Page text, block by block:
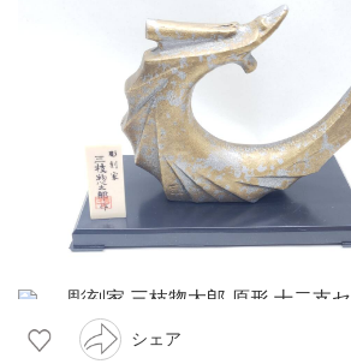
シェア